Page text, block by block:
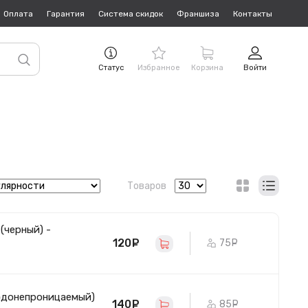
Оплата Гарантия Система скидок Франшиза Контакты
Статус Избранное Корзина Войти
Товаров
-
120 руб. 75
140 руб. 85